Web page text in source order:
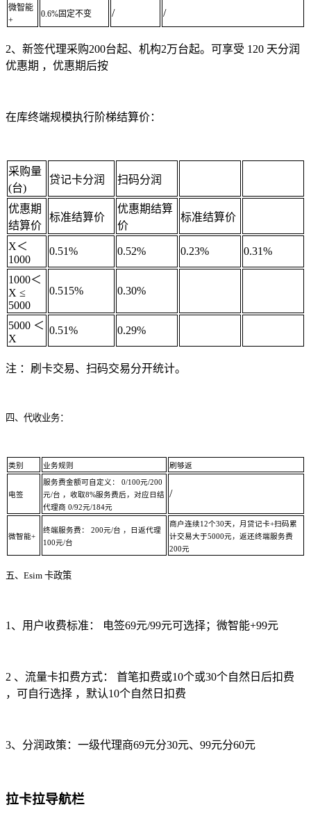
微智能
+
0.6%固定不变 / /
2、新签代理采购200台起、机构2万台起。可享受 120 天分润
优惠期 ，优惠期后按
在库终端规模执行阶梯结算价：
采购量
(台)
贷记卡分润 扫码分润
优惠期
结算价
标准结算价
优惠期结算
价
标准结算价
X＜
1000
0.51% 0.52% 0.23% 0.31%
1000＜
X ≤
5000
0.515% 0.30%
5000 ＜
X
0.51% 0.29%
注 ：刷卡交易、扫码交易分开统计。
四、代收业务：
类别 业务规则 刷够返
电签
服务费金额可自定义： 0/100元/200
元/台 ，收取8%服务费后，对应日结
代理商 0/92元/184元
/
微智能+
终端服务费： 200元/台 ，日返代理
100元/台
商户连续12个30天，月贷记卡+扫码累
计交易大于5000元，返还终端服务费
200元
五、Esim 卡政策
1、用户收费标准： 电签69元/99元可选择；微智能+99元
2 、流量卡扣费方式： 首笔扣费或10个或30个自然日后扣费
，可自行选择 ，默认10个自然日扣费
3、分润政策：一级代理商69元分30元、99元分60元
拉卡拉导航栏